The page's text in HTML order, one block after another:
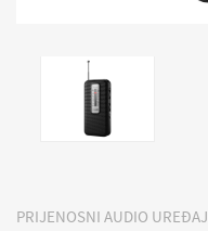
PRIJENOSNI AUDIO